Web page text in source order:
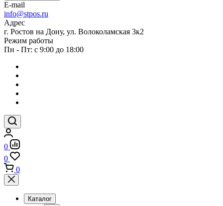
E-mail
info@stpos.ru
Адрес
г. Ростов на Дону, ул. Волоколамская 3к2
Режим работы
Пн - Пт: с 9:00 до 18:00
0
0
0
Каталог